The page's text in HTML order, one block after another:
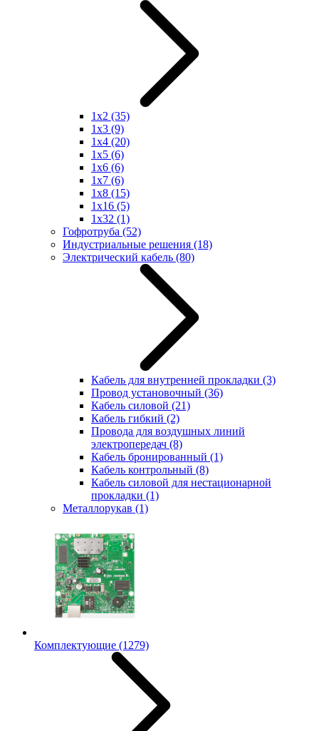
1x2 (35)
1x3 (9)
1x4 (20)
1x5 (6)
1x6 (6)
1x7 (6)
1x8 (15)
1x16 (5)
1x32 (1)
Гофротруба (52)
Индустриальные решения (18)
Электрический кабель (80)
Кабель для внутренней прокладки (3)
Провод установочный (36)
Кабель силовой (21)
Кабель гибкий (2)
Провода для воздушных линий
электропередач (8)
Кабель бронированный (1)
Кабель контрольный (8)
Кабель силовой для нестационарной
прокладки (1)
Металлорукав (1)
Комплектующие (1279)